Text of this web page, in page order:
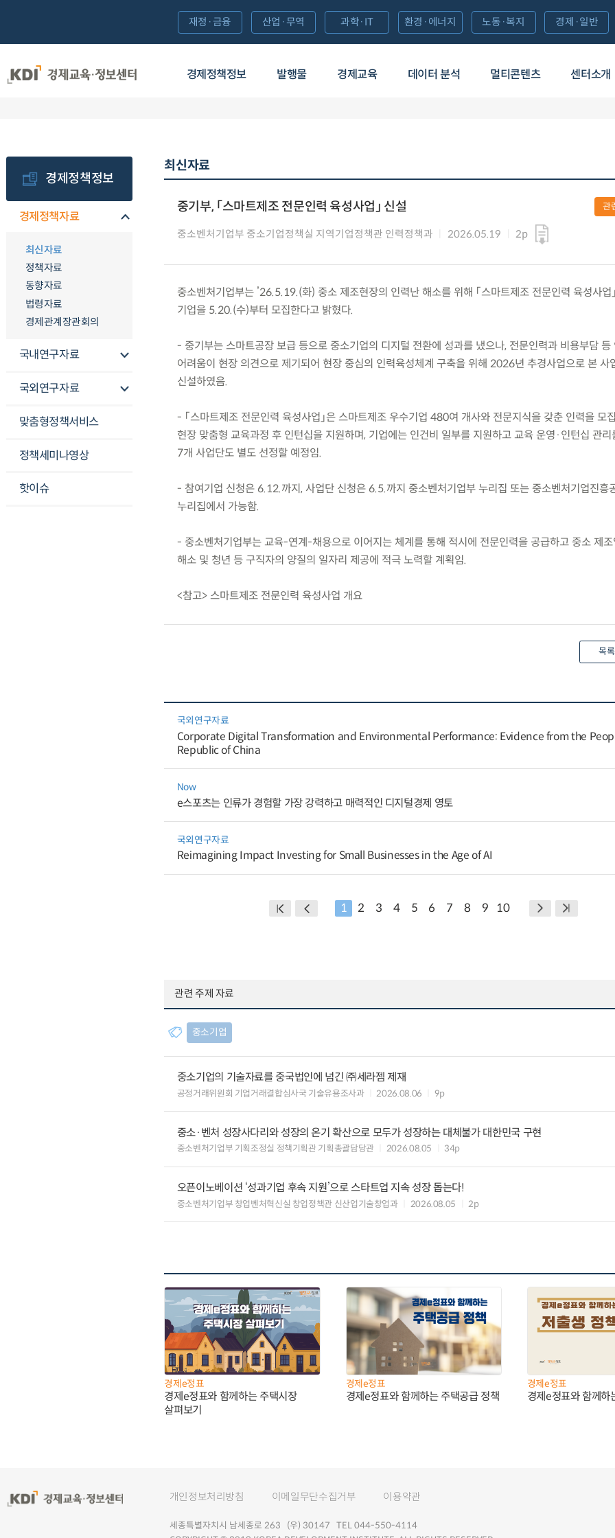
경제정책정보 발행물 경제교육 데이터 분석 멀티콘텐츠 센터소개
재정·금융 산업·무역 과학·IT 환경·에너지 노동·복지 경제·일반
경제정책정보
경제정책자료
최신자료
정책자료
동향자료
법령자료
경제관계장관회의
국내연구자료
국외연구자료
맞춤형정책서비스
정책세미나영상
핫이슈
최신자료
중기부, 「스마트제조 전문인력 육성사업」 신설
중소벤처기업부 중소기업정책실 지역기업정책관 인력정책과 2026.05.19 2p
관
중소벤처기업부는 ’26.5.19.(화) 중소 제조현장의 인력난 해소를 위해 「스마트제조 전문인력 육성사업
기업을 5.20.(수)부터 모집한다고 밝혔다.
- 중기부는 스마트공장 보급 등으로 중소기업의 디지털 전환에 성과를 냈으나, 전문인력과 비용부담 등
어려움이 현장 의견으로 제기되어 현장 중심의 인력육성체계 구축을 위해 2026년 추경사업으로 본 사
신설하였음.
- 「스마트제조 전문인력 육성사업」은 스마트제조 우수기업 480여 개사와 전문지식을 갖춘 인력을 모
현장 맞춤형 교육과정 후 인턴십을 지원하며, 기업에는 인건비 일부를 지원하고 교육 운영·인턴십 관리
7개 사업단도 별도 선정할 예정임.
- 참여기업 신청은 6.12.까지, 사업단 신청은 6.5.까지 중소벤처기업부 누리집 또는 중소벤처기업진흥
누리집에서 가능함.
- 중소벤처기업부는 교육-연계-채용으로 이어지는 체계를 통해 적시에 전문인력을 공급하고 중소 제
해소 및 청년 등 구직자의 양질의 일자리 제공에 적극 노력할 계획임.
<참고> 스마트제조 전문인력 육성사업 개요
목
국외연구자료
Corporate Digital Transformation and Environmental Performance: Evidence from the
Republic of China
Now
e스포츠는 인류가 경험할 가장 강력하고 매력적인 디지털경제 영토
국외연구자료
Reimagining Impact Investing for Small Businesses in the Age of AI
1 2 3 4 5 6 7 8 9 10
관련 주제 자료
중소기업
중소기업의 기술자료를 중국법인에 넘긴 ㈜세라젬 제재
공정거래위원회 기업거래결합심사국 기술유용조사과 2026.08.06 9p
중소·벤처 성장사다리와 성장의 온기 확산으로 모두가 성장하는 대체불가 대한민국 구현
중소벤처기업부 기획조정실 정책기획관 기획총괄담당관 2026.08.05 34p
오픈이노베이션 ‘성과기업 후속 지원’으로 스타트업 지속 성장 돕는다!
중소벤처기업부 창업벤처혁신실 창업정책관 신산업기술창업과 2026.08.05 2p
경제e정표
경제e정표와 함께하는 주택시장
살펴보기
경제e정표
경제e정표와 함께하는 주택공급 정책
경제e정표
경제e정표와 함께하
개인정보처리방침 이메일무단수집거부 이용약관
세종특별자치시 남세종로 263 (우) 30147 TEL 044-550-4114